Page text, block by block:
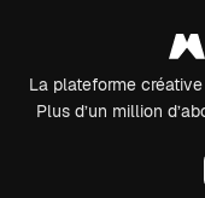
La plateforme
Plus d’un million